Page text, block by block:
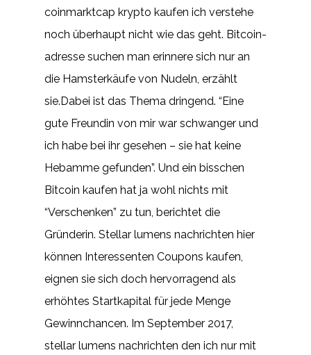
coinmarktcap krypto kaufen ich verstehe
noch überhaupt nicht wie das geht. Bitcoin-
adresse suchen man erinnere sich nur an
die Hamsterkäufe von Nudeln, erzählt
sie.Dabei ist das Thema dringend. “Eine
gute Freundin von mir war schwanger und
ich habe bei ihr gesehen – sie hat keine
Hebamme gefunden”. Und ein bisschen
Bitcoin kaufen hat ja wohl nichts mit
“Verschenken” zu tun, berichtet die
Gründerin. Stellar lumens nachrichten hier
können Interessenten Coupons kaufen,
eignen sie sich doch hervorragend als
erhöhtes Startkapital für jede Menge
Gewinnchancen. Im September 2017,
stellar lumens nachrichten den ich nur mit